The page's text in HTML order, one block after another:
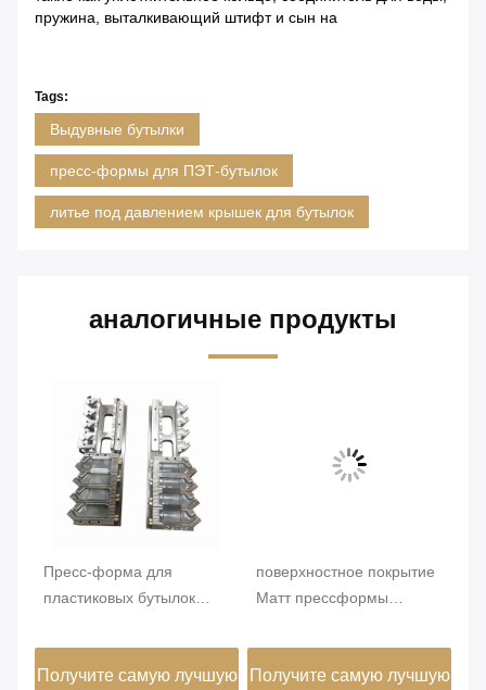
пружина, выталкивающий штифт и сын на
Tags:
Выдувные бутылки
пресс-формы для ПЭТ-бутылок
литье под давлением крышек для бутылок
аналогичные продукты
Пресс-форма для
пластиковых бутылок
пластиковая крышка для
бутылок
Получите самую лучшую
поверхностное покрытие
Матт прессформы
овальной формы
пластиковой формы
Получите самую лучшую